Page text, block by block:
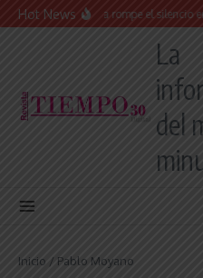
Saltar al contenido
Hot NewsLa Iglesia rompe el silencio
La
del
Inicio / Pablo Moyano